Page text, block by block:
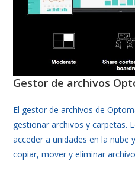
Gestor de archivos
El gestor de archivos de
gestionar archivos y carpetas.
acceder a unidades en la nube
copiar, mover y eliminar